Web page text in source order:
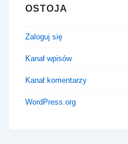
OSTOJA
Zaloguj się
Kanał wpisów
Kanał komentarzy
WordPress.org